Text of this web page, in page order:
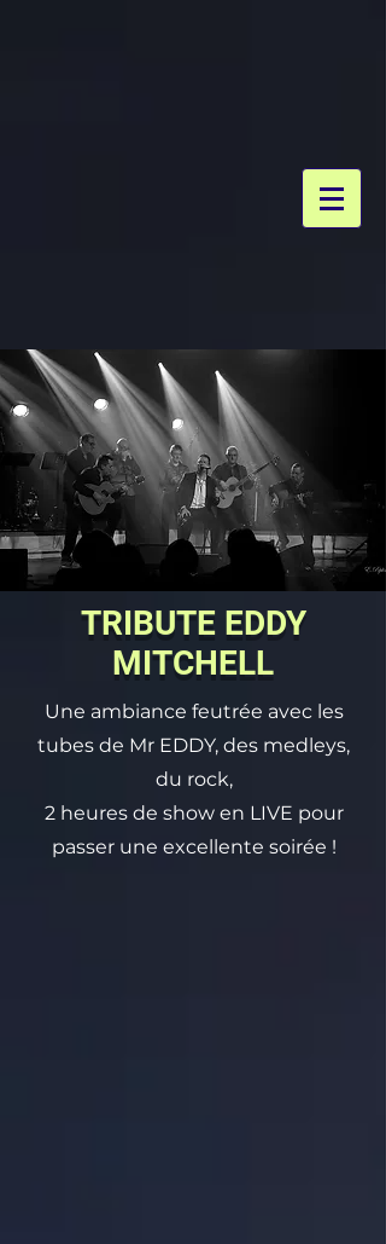
TRIBUTE EDDY
MITCHELL
Une ambiance feutrée avec les
tubes de Mr EDDY, des medleys,
du rock,
2 heures de show en LIVE pour
passer une excellente soirée !